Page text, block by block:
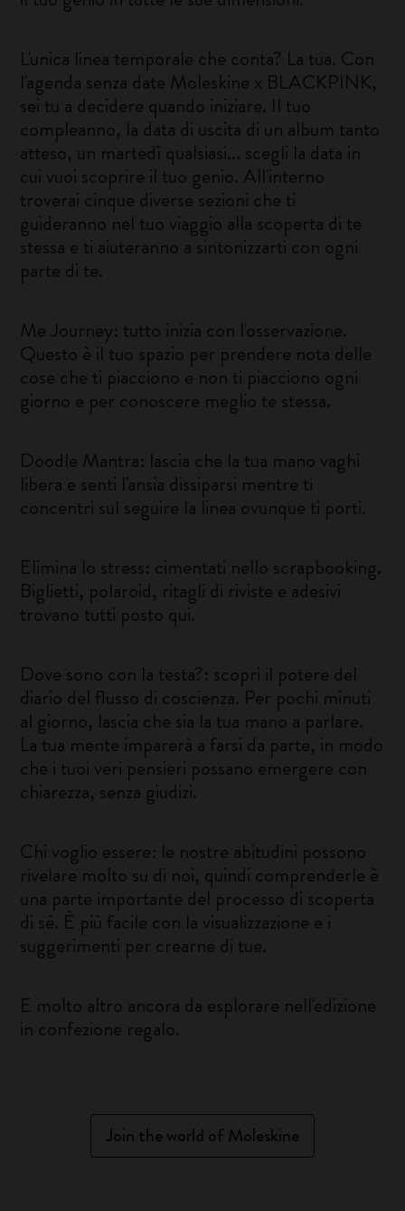
L'unica linea temporale che conta? La tua. Con
l'agenda senza date Moleskine x BLACKPINK,
sei tu a decidere quando iniziare. Il tuo
compleanno, la data di uscita di un album tanto
atteso, un martedì qualsiasi... scegli la data in
cui vuoi scoprire il tuo genio. All'interno
troverai cinque diverse sezioni che ti
guideranno nel tuo viaggio alla scoperta di te
stessa e ti aiuteranno a sintonizzarti con ogni
parte di te.
Me Journey: tutto inizia con l'osservazione.
Questo è il tuo spazio per prendere nota delle
cose che ti piacciono e non ti piacciono ogni
giorno e per conoscere meglio te stessa.
Doodle Mantra: lascia che la tua mano vaghi
libera e senti l'ansia dissiparsi mentre ti
concentri sul seguire la linea ovunque ti porti.
Elimina lo stress: cimentati nello scrapbooking.
Biglietti, polaroid, ritagli di riviste e adesivi
trovano tutti posto qui.
Dove sono con la testa?: scopri il potere del
diario del flusso di coscienza. Per pochi minuti
al giorno, lascia che sia la tua mano a parlare.
La tua mente imparerà a farsi da parte, in modo
che i tuoi veri pensieri possano emergere con
chiarezza, senza giudizi.
Chi voglio essere: le nostre abitudini possono
rivelare molto su di noi, quindi comprenderle è
una parte importante del processo di scoperta
di sé. È più facile con la visualizzazione e i
suggerimenti per crearne di tue.
E molto altro ancora da esplorare nell'edizione
in confezione regalo.
Join the world of Moleskine